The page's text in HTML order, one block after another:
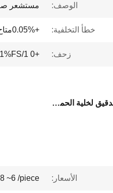
الوصف: مستشعر
خطأ التخلفية: +0.05%متاح
زحف: +0.1%FS/1 0 دقيقة
جهاز استشعار للضغط الدقيق لخلية الحمل بقيمة 75 كجم
الأسعار: ~6 /piece